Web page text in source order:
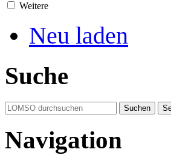
Weitere
Neu laden
Suche
Navigation